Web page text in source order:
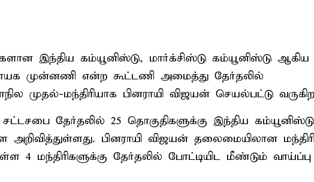
இந்திய கம்யூனிஸ்டு, மார்க்சிஸ்டு கம்யூனிஸ்டு ஆகிய
முன்னணி என்ற கூட்டணி அமைத்து தேர்தலில்
முதல்-மந்திரியாக பினராயி விஜயன் செயல்பட்டு
தேர்தலில் 25 தொகுதிகளுக்கு இந்திய கம்யூனிஸ்டு
பினராயி விஜயன் தலைமையிலான மந்திரி
4 மந்திரிகளுக்கு தேர்தலில் போட்டியிட மீண்டும் வாய்ப்பு